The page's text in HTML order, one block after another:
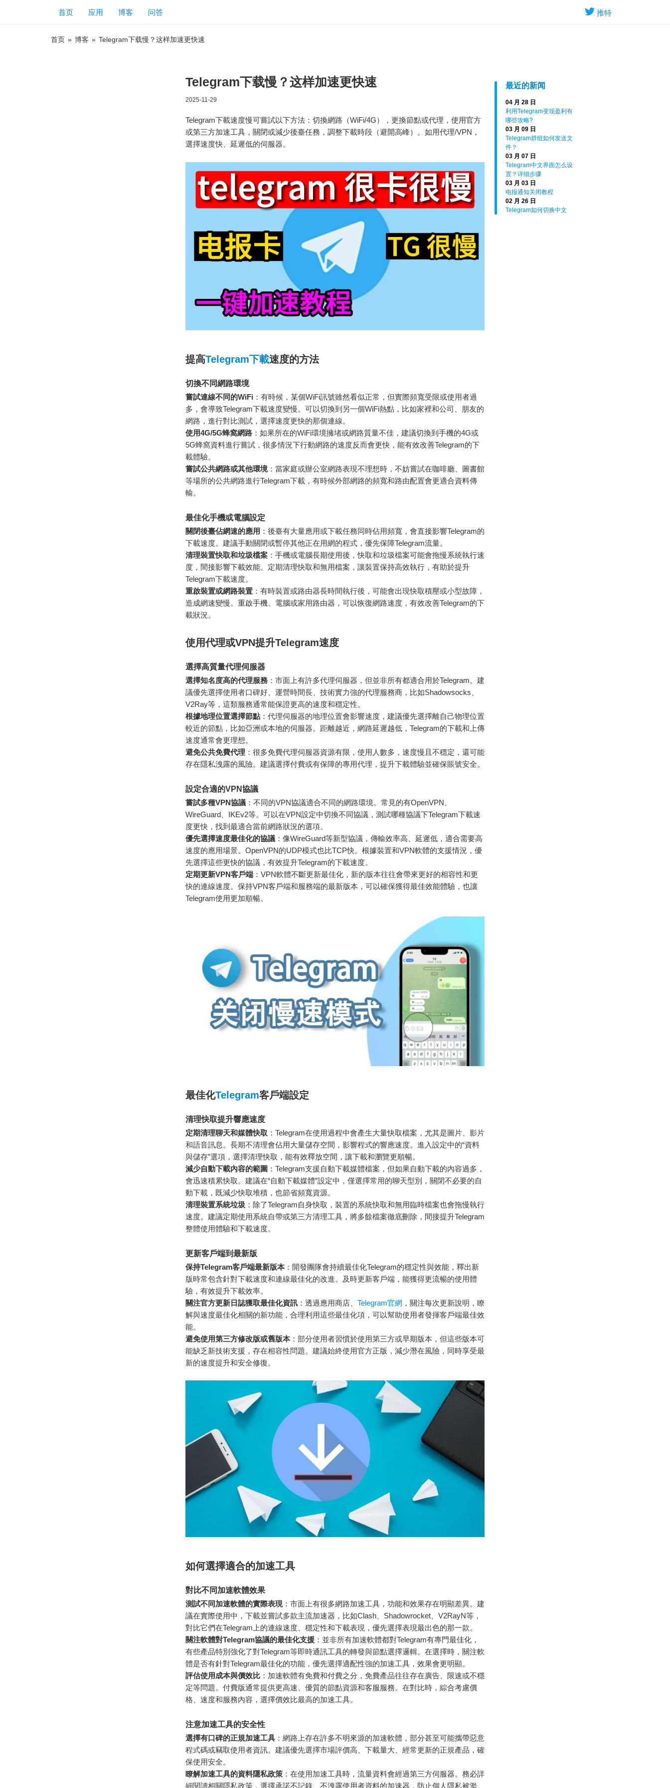
推特
首页 应用 博客 问答
首页 » 博客 » Telegram下载慢？这样加速更快速
最近的新闻
04 月 28 日
利用Telegram变现盈利有
哪些攻略?
03 月 09 日
Telegram群组如何发送文
件？
03 月 07 日
Telegram中文界面怎么设
置？详细步骤
03 月 03 日
电报通知关闭教程
02 月 26 日
Telegram如何切换中文
Telegram下载慢？这样加速更快速
2025-11-29
Telegram下載速度慢可嘗試以下方法：切換網路（WiFi/4G），更換節點或代理，使用官方
或第三方加速工具，關閉或減少後臺任務，調整下載時段（避開高峰）。如用代理/VPN，
選擇速度快、延遲低的伺服器。
提高Telegram下載速度的方法
切換不同網路環境
嘗試連線不同的WiFi ：有時候，某個WiFi訊號雖然看似正常，但實際頻寬受限或使用者過
多，會導致Telegram下載速度變慢。可以切換到另一個WiFi熱點，比如家裡和公司、朋友的
網路，進行對比測試，選擇速度更快的那個連線。
使用4G/5G蜂窩網路 ：如果所在的WiFi環境擁堵或網路質量不佳，建議切換到手機的4G或
5G蜂窩資料進行嘗試，很多情況下行動網路的速度反而會更快，能有效改善Telegram的下
載體驗。
嘗試公共網路或其他環境：當家庭或辦公室網路表現不理想時，不妨嘗試在咖啡廳、圖書館
等場所的公共網路進行Telegram下載，有時候外部網路的頻寬和路由配置會更適合資料傳
輸。
最佳化手機或電腦設定
關閉後臺佔網速的應用 ：後臺有大量應用或下載任務同時佔用頻寬，會直接影響Telegram的
下載速度。建議手動關閉或暫停其他正在用網的程式，優先保障Telegram流量。
清理裝置快取和垃圾檔案 ：手機或電腦長期使用後，快取和垃圾檔案可能會拖慢系統執行速
度，間接影響下載效能。定期清理快取和無用檔案，讓裝置保持高效執行，有助於提升
Telegram下載速度。
重啟裝置或網路裝置 ：有時裝置或路由器長時間執行後，可能會出現快取積壓或小型故障，
造成網速變慢。重啟手機、電腦或家用路由器，可以恢復網路速度，有效改善Telegram的下
載狀況。
使用代理或VPN提升Telegram速度
選擇高質量代理伺服器
選擇知名度高的代理服務 ：市面上有許多代理伺服器，但並非所有都適合用於Telegram。建
議優先選擇使用者口碑好、運營時間長、技術實力強的代理服務商，比如Shadowsocks、
V2Ray等，這類服務通常能保證更高的速度和穩定性。
根據地理位置選擇節點 ：代理伺服器的地理位置會影響速度，建議優先選擇離自己物理位置
較近的節點，比如亞洲或本地的伺服器。距離越近，網路延遲越低，Telegram的下載和上傳
速度通常會更理想。
避免公共免費代理 ：很多免費代理伺服器資源有限，使用人數多，速度慢且不穩定，還可能
存在隱私洩露的風險。建議選擇付費或有保障的專用代理，提升下載體驗並確保賬號安全。
設定合適的VPN協議
嘗試多種VPN協議 ：不同的VPN協議適合不同的網路環境。常見的有OpenVPN、
WireGuard、IKEv2等。可以在VPN設定中切換不同協議，測試哪種協議下Telegram下載速
度更快，找到最適合當前網路狀況的選項。
優先選擇速度最佳化的協議 ：像WireGuard等新型協議，傳輸效率高、延遲低，適合需要高
速度的應用場景。OpenVPN的UDP模式也比TCP快。根據裝置和VPN軟體的支援情況，優
先選擇這些更快的協議，有效提升Telegram的下載速度。
定期更新VPN客戶端 ：VPN軟體不斷更新最佳化，新的版本往往會帶來更好的相容性和更
快的連線速度。保持VPN客戶端和服務端的最新版本，可以確保獲得最佳效能體驗，也讓
Telegram使用更加順暢。
最佳化Telegram客戶端設定
清理快取提升響應速度
定期清理聊天和媒體快取 ：Telegram在使用過程中會產生大量快取檔案，尤其是圖片、影片
和語音訊息。長期不清理會佔用大量儲存空間，影響程式的響應速度。進入設定中的“資料
與儲存”選項，選擇清理快取，能有效釋放空間，讓下載和瀏覽更順暢。
減少自動下載內容的範圍 ：Telegram支援自動下載媒體檔案，但如果自動下載的內容過多，
會迅速積累快取。建議在“自動下載媒體”設定中，僅選擇常用的聊天型別，關閉不必要的自
動下載，既減少快取堆積，也節省頻寬資源。
清理裝置系統垃圾 ：除了Telegram自身快取，裝置的系統快取和無用臨時檔案也會拖慢執行
速度。建議定期使用系統自帶或第三方清理工具，將多餘檔案徹底刪除，間接提升Telegram
整體使用體驗和下載速度。
更新客戶端到最新版
保持Telegram客戶端最新版本：開發團隊會持續最佳化Telegram的穩定性與效能，釋出新
版時常包含針對下載速度和連線最佳化的改進。及時更新客戶端，能獲得更流暢的使用體
驗，有效提升下載效率。
關注官方更新日誌獲取最佳化資訊 ：透過應用商店、 Telegram官網 ，關注每次更新說明，瞭
解與速度最佳化相關的新功能，合理利用這些最佳化項，可以幫助使用者發揮客戶端最佳效
能。
避免使用第三方修改版或舊版本：部分使用者習慣於使用第三方或早期版本，但這些版本可
能缺乏新技術支援，存在相容性問題。建議始終使用官方正版，減少潛在風險，同時享受最
新的速度提升和安全修復。
如何選擇適合的加速工具
對比不同加速軟體效果
測試不同加速軟體的實際表現：市面上有很多網路加速工具，功能和效果存在明顯差異。建
議在實際使用中，下載並嘗試多款主流加速器，比如Clash、Shadowrocket、V2RayN等，
對比它們在Telegram上的連線速度、穩定性和下載表現，優先選擇表現最出色的那一款。
關注軟體對Telegram協議的最佳化支援 ：並非所有加速軟體都對Telegram有專門最佳化，
有些產品特別強化了對Telegram等即時通訊工具的轉發與節點選擇邏輯。在選擇時，關注軟
體是否有針對Telegram最佳化的功能，優先選擇適配性強的加速工具，效果會更明顯。
評估使用成本與價效比 ：加速軟體有免費和付費之分，免費產品往往存在廣告、限速或不穩
定等問題。付費版通常提供更高速、優質的節點資源和客服服務。在對比時，綜合考慮價
格、速度和服務內容，選擇價效比最高的加速工具。
注意加速工具的安全性
選擇有口碑的正規加速工具 ：網路上存在許多不明來源的加速軟體，部分甚至可能攜帶惡意
程式碼或竊取使用者資訊。建議優先選擇市場評價高、下載量大、經常更新的正規產品，確
保使用安全。
瞭解加速工具的資料隱私政策 ：在使用加速工具時，流量資料會經過第三方伺服器。務必詳
細閱讀相關隱私政策，選擇承諾不記錄、不洩露使用者資料的加速器，防止個人隱私被濫